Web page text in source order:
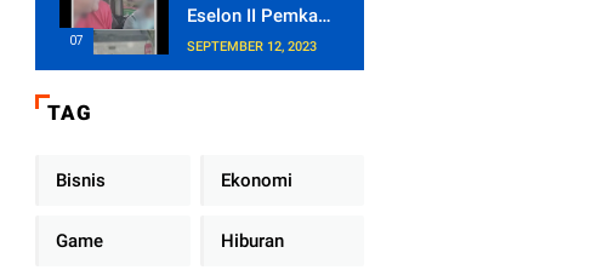
Eselon II Pemkab
Lampung Utara
Asik Ngobrol
Dinas
SEPTEMBER 12, 2023
TAG
Bisnis Ekonomi
Game Hiburan